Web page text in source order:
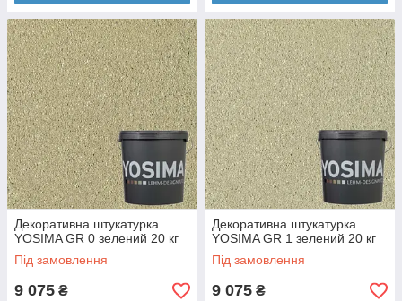
Декоративна штукатурка
YOSIMA GR 0 зелений 20 кг
Під замовлення
9 075 ₴
Декоративна штукатурка
YOSIMA GR 1 зелений 20 кг
Під замовлення
9 075 ₴